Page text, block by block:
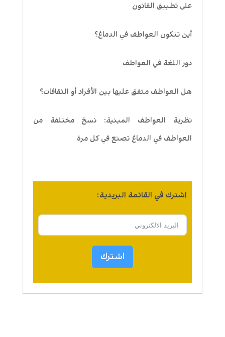
على تطبيق القانون
أين تتكون العواطف في الدماغ؟
دور اللغة في العواطف
هل العواطف متفق عليها بين الأفراد أو الثقافات؟
نظرية العواطف المبنية: نسخ مختلفة من
العواطف في الدماغ تصنع في كل مرة
اشترك في القائمة البريدية:
اشترك